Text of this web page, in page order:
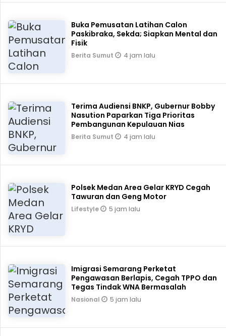
Buka Pemusatan Latihan Calon
Paskibraka, Sekda; Siapkan Mental dan
Fisik
Berita Sumut 4 jam lalu
Terima Audiensi BNKP, Gubernur Bobby
Nasution Paparkan Tiga Prioritas
Pembangunan Kepulauan Nias
Berita Sumut 4 jam lalu
Polsek Medan Area Gelar KRYD Cegah
Tawuran dan Geng Motor
Lifestyle 5 jam lalu
Imigrasi Semarang Perketat
Pengawasan Berlapis, Cegah TPPO dan
Tegas Tindak WNA Bermasalah
Nasional 5 jam lalu